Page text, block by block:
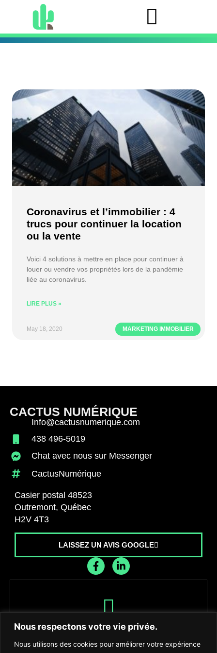
Nous respectons votre vie privée.
Nous utilisons des cookies pour améliorer votre expérience
MARKETING IMMOBILIER
Coronavirus et l’immobilier : 4
trucs pour continuer la location
ou la vente
Voici 4 solutions à mettre en place pour continuer à
louer ou vendre vos propriétés lors de la pandémie
liée au coronavirus.
LIRE PLUS »
May 18, 2020
CACTUS NUMÉRIQUE
Info@cactusnumerique.com
438 496-5019
Chat avec nous sur Messenger
CactusNumérique
Casier postal 48523
Outremont, Québec
H2V 4T3
LAISSEZ UN AVIS GOOGLE
Recevez les dernières nouvelles de